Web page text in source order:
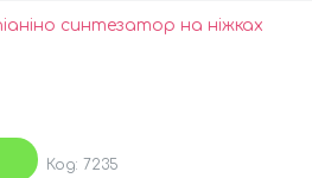
синтезатор на ніжках
7235